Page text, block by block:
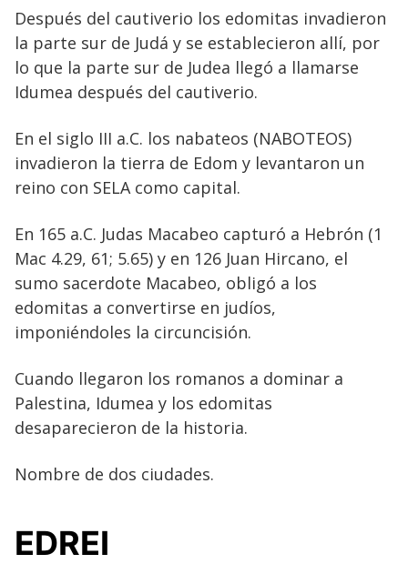
Después del cautiverio los edomitas invadieron
la parte sur de Judá y se establecieron allí, por
lo que la parte sur de Judea llegó a llamarse
Idumea después del cautiverio.
En el siglo III a.C. los nabateos (NABOTEOS)
invadieron la tierra de Edom y levantaron un
reino con SELA como capital.
En 165 a.C. Judas Macabeo capturó a Hebrón (1
Mac 4.29, 61; 5.65) y en 126 Juan Hircano, el
sumo sacerdote Macabeo, obligó a los
edomitas a convertirse en judíos,
imponiéndoles la circuncisión.
Cuando llegaron los romanos a dominar a
Palestina, Idumea y los edomitas
desaparecieron de la historia.
Nombre de dos ciudades.
EDREI